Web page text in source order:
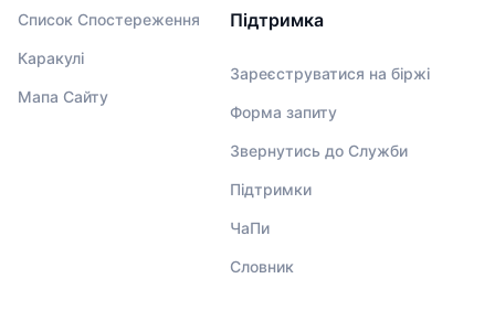
Список Спостереження
Каракулі
Мапа Сайту
Підтримка
Зареєструватися на біржі
Форма запиту
Звернутись до Служби
Підтримки
ЧаПи
Словник